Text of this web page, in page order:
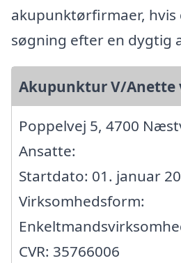
akupunktørfirmaer, hvis
søgning efter en dygtig
Akupunktur V/Anette
Poppelvej 5, 4700
Ansatte:
Startdato: 01. januar
Virksomhedsform:
CVR: 35766006